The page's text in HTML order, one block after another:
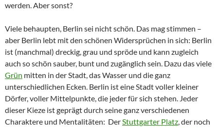
werden. Aber sonst?
Viele behaupten, Berlin sei nicht schön. Das mag stimmen –
aber Berlin lebt mit den schönen Widersprüchen in sich: Berlin
ist (manchmal) dreckig, grau und spröde und kann zugleich
auch so schön sauber, bunt und zugänglich sein. Dazu das viele
Grün mitten in der Stadt, das Wasser und die ganz
unterschiedlichen Ecken. Berlin ist eine Stadt voller kleiner
Dörfer, voller Mittelpunkte, die jeder für sich stehen. Jeder
dieser Kieze ist geprägt durch seine ganz verschiedenen
Charaktere und Mentalitäten: DerStuttgarter Platz, der noch